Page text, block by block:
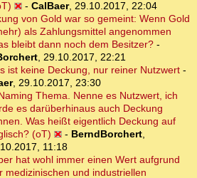
- CalBaer, 29.10.2017, 22:04
von Gold war so gemeint: Wenn Gold
als Zahlungsmittel angenommen
bleibt dann noch dem Besitzer? -
, 29.10.2017, 22:21
ist keine Deckung, nur reiner Nutzwert-
, 29.10.2017, 23:30
Thema. Nenne es Nutzwert, ich
es darüberhinaus auch Deckung
Was heißt eigentlich Deckung auf
(oT)
- BerndBorchert,
11:18
hat wohl immer einen Wert aufgrund
medizinischen und industriellen